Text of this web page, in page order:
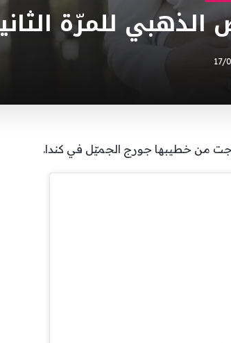
للمرّة
17/
من خطيبها جورج الجميّل في كندا.